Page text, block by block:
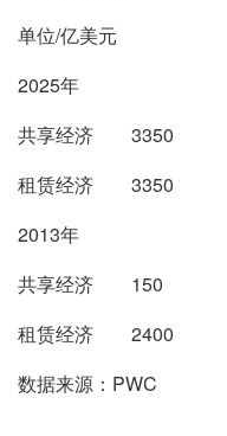
单位/亿美元
2025年
共享经济 3350
租赁经济 3350
2013年
共享经济 150
租赁经济 2400
数据来源：PWC